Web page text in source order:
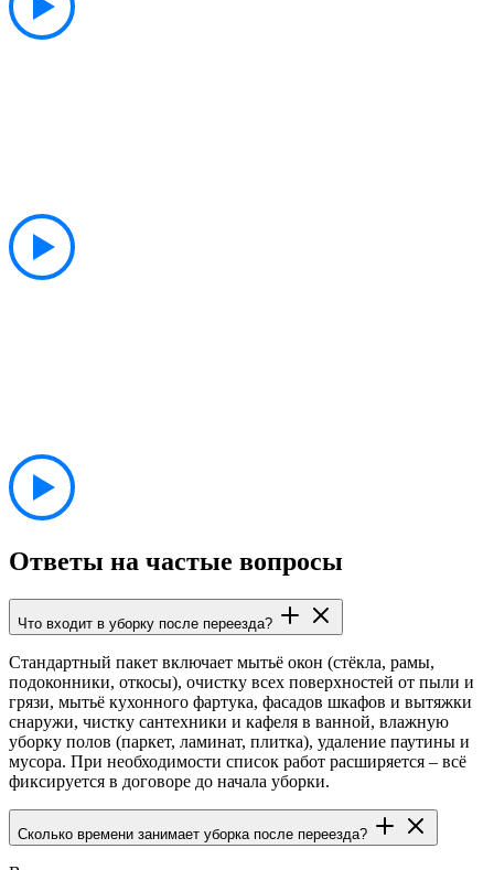
Ответы на частые вопросы
Что входит в уборку после переезда?
Стандартный пакет включает мытьё окон (стёкла, рамы,
подоконники, откосы), очистку всех поверхностей от пыли и
грязи, мытьё кухонного фартука, фасадов шкафов и вытяжки
снаружи, чистку сантехники и кафеля в ванной, влажную
уборку полов (паркет, ламинат, плитка), удаление паутины и
мусора. При необходимости список работ расширяется – всё
фиксируется в договоре до начала уборки.
Сколько времени занимает уборка после переезда?